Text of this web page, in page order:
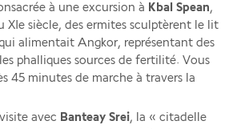
à une excursion à Kbal Spean,
XIe siècle, des ermites sculptèrent le lit
alimentait Angkor, représentant des
phalliques sources de fertilité. Vous
45 minutes de marche à travers la
avec Banteay Srei, la « citadelle